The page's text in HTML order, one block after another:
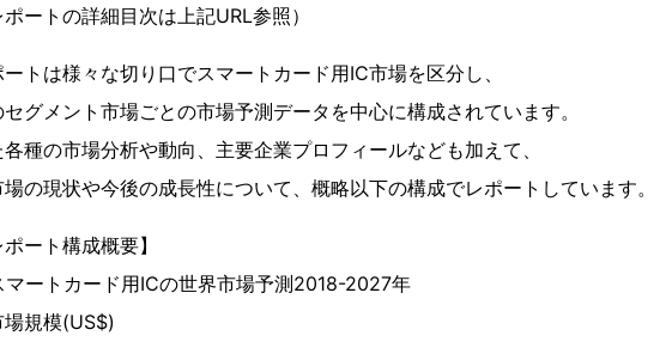
ポートの詳細目次は上記URL参照）
ートは様々な切り口でスマートカード用IC市場を区分し、
セグメント市場ごとの市場予測データを中心に構成されています。
各種の市場分析や動向、主要企業プロフィールなども加えて、
場の現状や今後の成長性について、概略以下の構成でレポートしています。
ポート構成概要】
ートカード用ICの世界市場予測2018-2027年
場規模(US$)